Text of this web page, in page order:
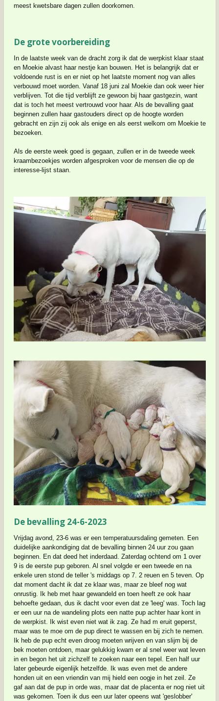
meest kwetsbare dagen zullen doorkomen.
De grote voorbereiding
In de laatste week van de dracht zorg ik dat de werpkist klaar staat
en Moekie alvast haar nestje kan bouwen. Het is belangrijk dat er
voldoende rust is en er niet op het laatste moment nog van alles
verbouwd moet worden. Vanaf 18 juni zal Moekie dan ook weer hier
verblijven. Tot die tijd verblijft ze gewoon bij haar gastgezin, want
dat is toch het meest vertrouwd voor haar. Als de bevalling gaat
beginnen zullen haar gastouders direct op de hoogte worden
gebracht en zijn zij ook als enige en als eerst welkom om Moekie te
bezoeken.
Als de eerste week goed is gegaan, zullen er in de tweede week
kraambezoekjes worden afgesproken voor de mensen die op de
interesse-lijst staan.
De bevalling 24-6-2023
Vrijdag avond, 23-6 was er een temperatuursdaling gemeten. Een
duidelijke aankondiging dat de bevalling binnen 24 uur zou gaan
beginnen. En dat deed het inderdaad. Zaterdag ochtend om 1 over
9 is de eerste pup geboren. Al snel volgde er een tweede en na
enkele uren stond de teller 's middags op 7. 2 reuen en 5 teven. Op
dat moment dacht ik dat ze klaar was, maar ze bleef nog wat
onrustig. Ik heb met haar gewandeld en toen heeft ze ook haar
behoefte gedaan, dus ik dacht voor even dat ze 'leeg' was. Toch lag
er een uur na de wandeling plots een natte pup achter haar kont in
de werpkist. Ik wist even niet wat ik zag. Ze had m eruit geperst,
maar was te moe om de pup direct te wassen en bij zich te nemen.
Ik heb de pup echt even droog moeten wrijven en van slijm bij de
bek moeten ontdoen, maar gelukkig kwam er al snel weer wat leven
in en begon het uit zichzelf te zoeken naar een tepel. Een half uur
later gebeurde eigenlijk hetzelfde. Ik was even met de andere
honden uit en een vriendin van mij hield een oogje in het zeil. Ze
gaf aan dat de pup in orde was, maar dat de placenta er nog niet uit
was gekomen. Toen ik dus een uur later opeens wat 'geslobber'